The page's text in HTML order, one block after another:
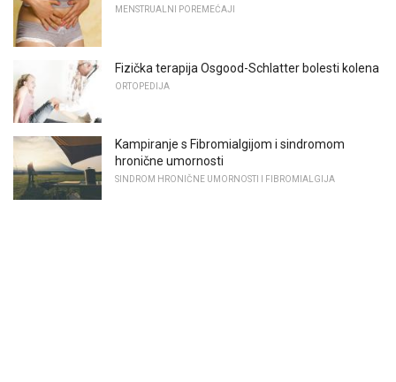
MENSTRUALNI POREMEĆAJI
Fizička terapija Osgood-Schlatter bolesti kolena
ORTOPEDIJA
Kampiranje s Fibromialgijom i sindromom
hronične umornosti
SINDROM HRONIČNE UMORNOSTI I FIBROMIALGIJA